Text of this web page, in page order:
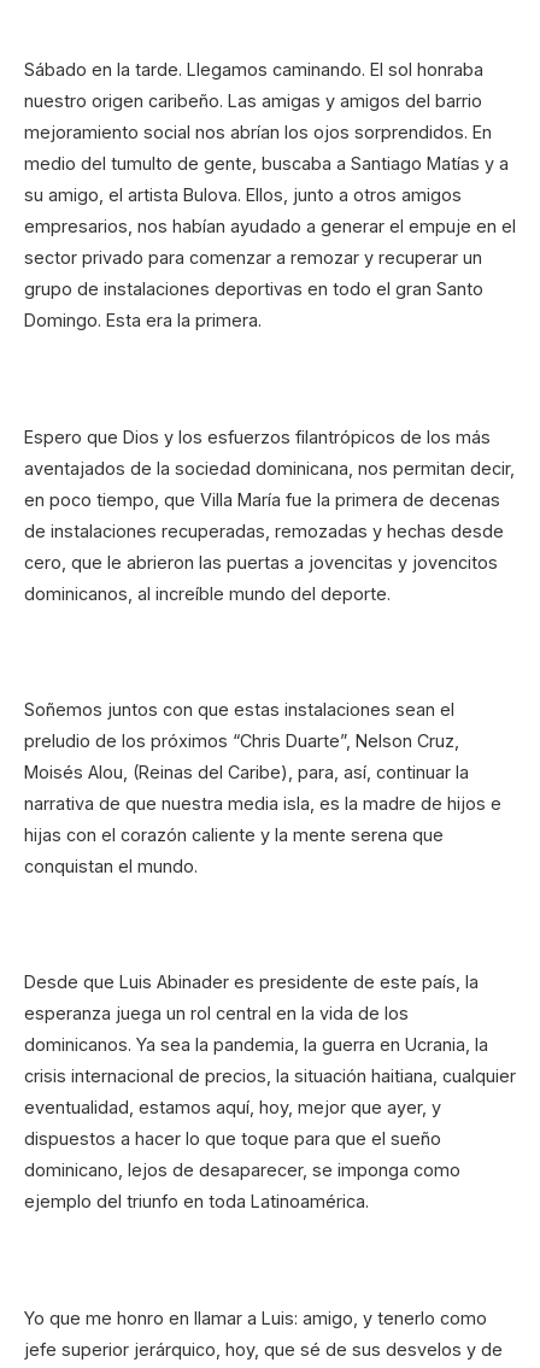
Sábado en la tarde. Llegamos caminando. El sol honraba
nuestro origen caribeño. Las amigas y amigos del barrio
mejoramiento social nos abrían los ojos sorprendidos. En
medio del tumulto de gente, buscaba a Santiago Matías y a
su amigo, el artista Bulova. Ellos, junto a otros amigos
empresarios, nos habían ayudado a generar el empuje en el
sector privado para comenzar a remozar y recuperar un
grupo de instalaciones deportivas en todo el gran Santo
Domingo. Esta era la primera.
Espero que Dios y los esfuerzos filantrópicos de los más
aventajados de la sociedad dominicana, nos permitan decir,
en poco tiempo, que Villa María fue la primera de decenas
de instalaciones recuperadas, remozadas y hechas desde
cero, que le abrieron las puertas a jovencitas y jovencitos
dominicanos, al increíble mundo del deporte.
Soñemos juntos con que estas instalaciones sean el
preludio de los próximos “Chris Duarte”, Nelson Cruz,
Moisés Alou, (Reinas del Caribe), para, así, continuar la
narrativa de que nuestra media isla, es la madre de hijos e
hijas con el corazón caliente y la mente serena que
conquistan el mundo.
Desde que Luis Abinader es presidente de este país, la
esperanza juega un rol central en la vida de los
dominicanos. Ya sea la pandemia, la guerra en Ucrania, la
crisis internacional de precios, la situación haitiana, cualquier
eventualidad, estamos aquí, hoy, mejor que ayer, y
dispuestos a hacer lo que toque para que el sueño
dominicano, lejos de desaparecer, se imponga como
ejemplo del triunfo en toda Latinoamérica.
Yo que me honro en llamar a Luis: amigo, y tenerlo como
jefe superior jerárquico, hoy, que sé de sus desvelos y de